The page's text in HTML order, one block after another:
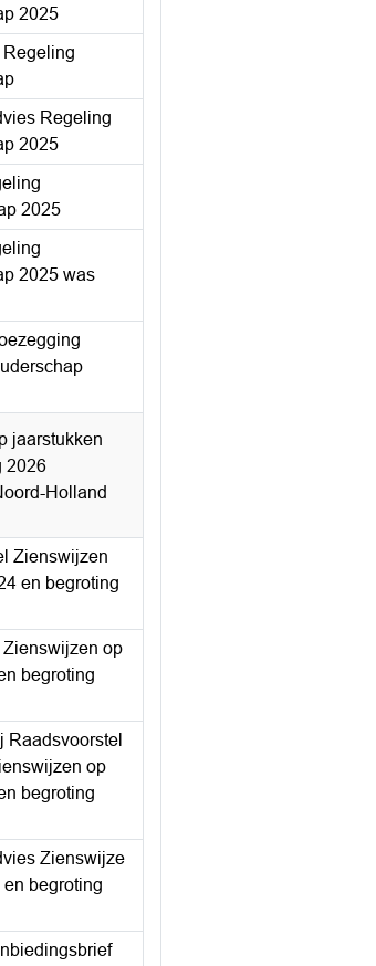
2025
Regeling
2025
2025
2025 was
jaarstukken
2026
Holland
Zienswijzen
en begroting
op
begroting
Raadsvoorstel
op
begroting
Zienswijze
begroting